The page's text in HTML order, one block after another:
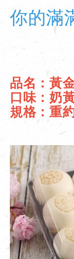
你的滿
品名：黃
口味：奶
規格：重